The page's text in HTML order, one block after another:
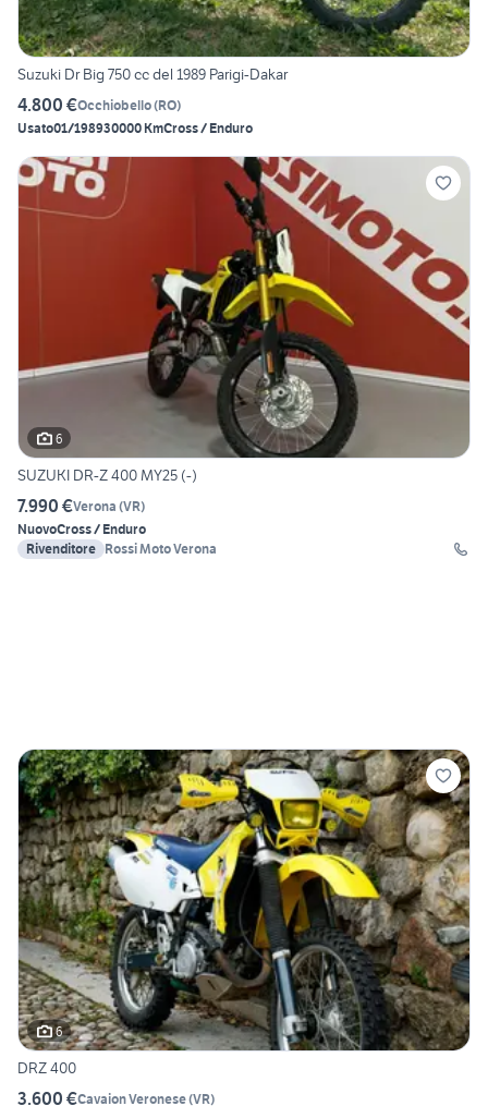
Suzuki Dr Big 750 cc del 1989 Parigi-Dakar
4.800 €Occhiobello(RO)
Usato01/198930000 KmCross / Enduro
6
SUZUKI DR-Z 400 MY25 (-)
7.990 €Verona (VR)
NuovoCross / Enduro
Rivenditore Rossi Moto Verona
6
DRZ 400
3.600 €Cavaion Veronese(VR)